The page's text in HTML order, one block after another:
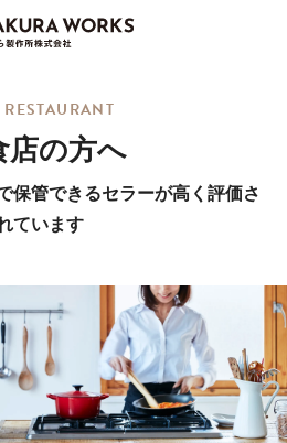
店の方へ
保管できるセラーが高く評価さ
ています